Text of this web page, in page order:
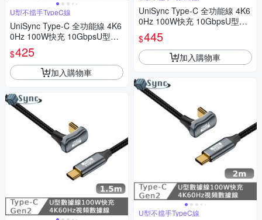
U型不擋手TypeC線
UniSync Type-C 全功能線 4K6
0Hz 100W快充 10GbpsU型充
電線0.5米
$425
加入購物車
UniSync Type-C 全功能線 4K6
0Hz 100W快充 10GbpsU型充
電線1.5米
$445
加入購物車
U型不擋手TypeC線